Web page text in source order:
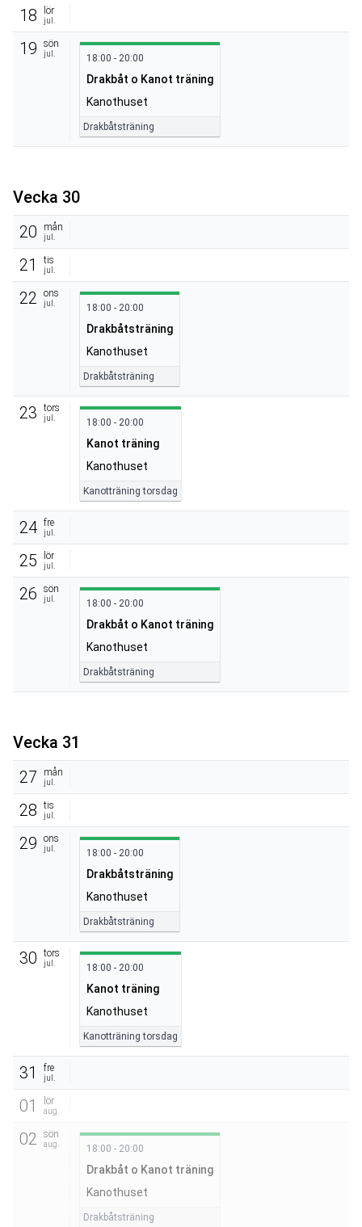
18 lör
jul.
19 sön
jul. 18:00 - 20:00
Drakbåt o Kanot träning
Kanothuset
Drakbåtsträning
Vecka 30
20
mån
jul.
21 tis
jul.
22 ons
jul. 18:00 - 20:00
Drakbåtsträning
Kanothuset
Drakbåtsträning
23 tors
jul. 18:00 - 20:00
Kanot träning
Kanothuset
Kanotträning torsdag
24 fre
jul.
25 lör
jul.
26 sön
jul. 18:00 - 20:00
Drakbåt o Kanot träning
Kanothuset
Drakbåtsträning
Vecka 31
27
mån
jul.
28 tis
jul.
29 ons
jul. 18:00 - 20:00
Drakbåtsträning
Kanothuset
Drakbåtsträning
30 tors
jul. 18:00 - 20:00
Kanot träning
Kanothuset
Kanotträning torsdag
31 fre
jul.
01 lör
aug.
02 sön
aug. 18:00 - 20:00
Drakbåt o Kanot träning
Kanothuset
Drakbåtsträning